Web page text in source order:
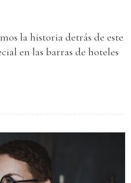
la historia detrás de este
en las barras de hoteles